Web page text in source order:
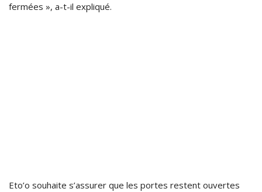
fermées », a-t-il expliqué.
Eto’o souhaite s’assurer que les portes restent ouvertes